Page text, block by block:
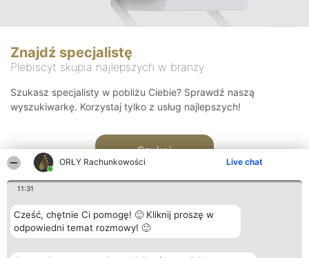
ORŁY Rachunkowości Live chat
11:31
Cześć, chętnie Ci pomogę! 🙂 Kliknij proszę w
odpowiedni temat rozmowy! 🙂
Znajdź specjalistę
Plebiscyt skupia najlepszych w branży
Szukasz specjalisty w pobliżu Ciebie? Sprawdź naszą
wyszukiwarkę. Korzystaj tylko z usług najlepszych!
Szukaj
Organizator plebiscytu Plebiscyt Kontakt